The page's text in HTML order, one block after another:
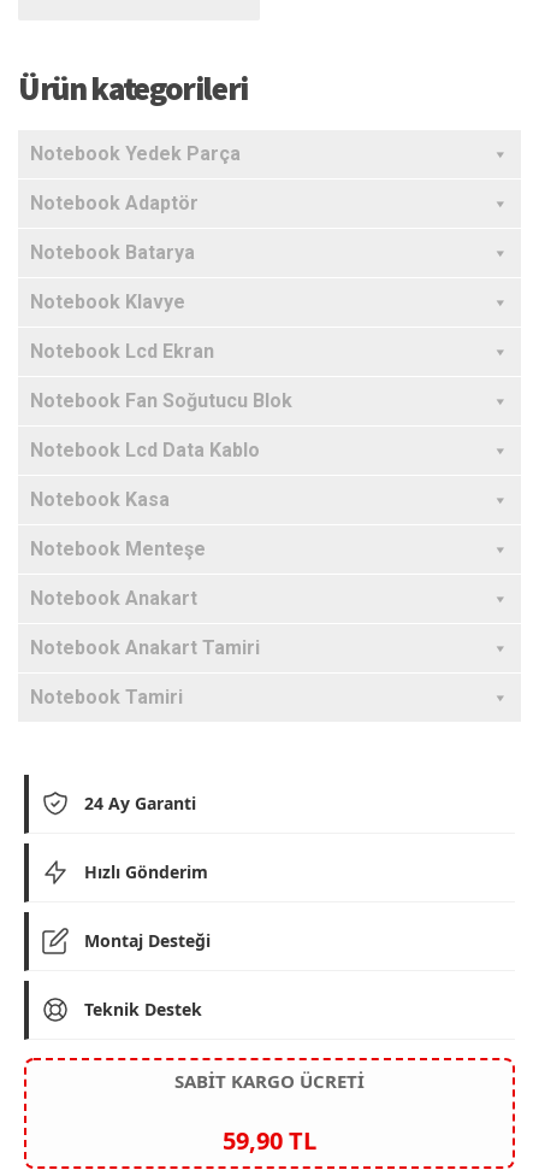
Ürün kategorileri
Notebook Yedek Parça
Notebook Adaptör
Notebook Batarya
Notebook Klavye
Notebook Lcd Ekran
Notebook Fan Soğutucu Blok
Notebook Lcd Data Kablo
Notebook Kasa
Notebook Menteşe
Notebook Anakart
Notebook Anakart Tamiri
Notebook Tamiri
24 Ay Garanti
Hızlı Gönderim
Montaj Desteği
Teknik Destek
SABİT KARGO ÜCRETİ
59,90 TL